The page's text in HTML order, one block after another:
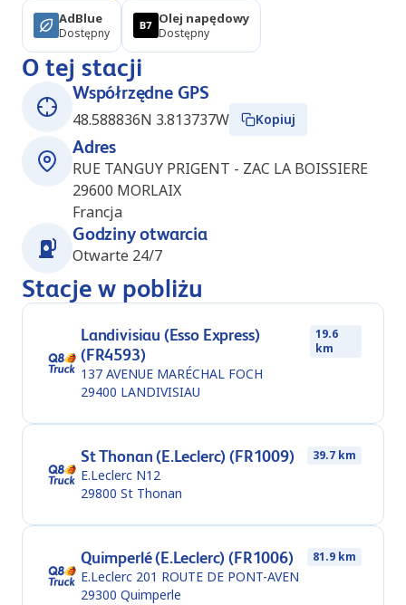
AdBlue
Dostępny
Olej napędowy
Dostępny
O tej stacji
Współrzędne GPS
48.588836N 3.813737W
Kopiuj
Adres
RUE TANGUY PRIGENT - ZAC LA BOISSIERE
29600 MORLAIX
Francja
Godziny otwarcia
Otwarte 24/7
Stacje w pobliżu
Landivisiau (Esso Express)
(FR4593)
19.6
km
137 AVENUE MARÉCHAL FOCH
29400 LANDIVISIAU
St Thonan (E.Leclerc) (FR1009) 39.7 km
E.Leclerc N12
29800 St Thonan
Quimperlé (E.Leclerc) (FR1006) 81.9 km
E.Leclerc 201 ROUTE DE PONT-AVEN
29300 Quimperle